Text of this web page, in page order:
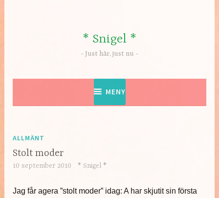
* Snigel *
Just här, just nu
MENY
ALLMÄNT
Stolt moder
10 september 2010 * Snigel *
Jag får agera ”stolt moder” idag: A har skjutit sin första